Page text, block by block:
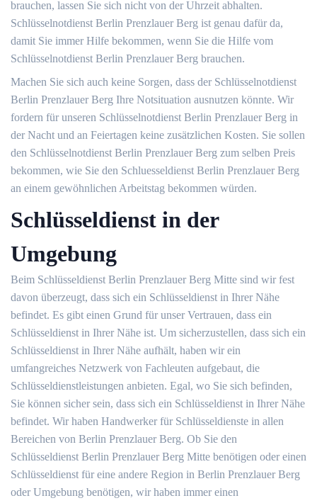
brauchen, lassen Sie sich nicht von der Uhrzeit abhalten.
Schlüsselnotdienst Berlin Prenzlauer Berg ist genau dafür da,
damit Sie immer Hilfe bekommen, wenn Sie die Hilfe vom
Schlüsselnotdienst Berlin Prenzlauer Berg brauchen.
Machen Sie sich auch keine Sorgen, dass der Schlüsselnotdienst
Berlin Prenzlauer Berg Ihre Notsituation ausnutzen könnte. Wir
fordern für unseren Schlüsselnotdienst Berlin Prenzlauer Berg in
der Nacht und an Feiertagen keine zusätzlichen Kosten. Sie sollen
den Schlüsselnotdienst Berlin Prenzlauer Berg zum selben Preis
bekommen, wie Sie den Schluesseldienst Berlin Prenzlauer Berg
an einem gewöhnlichen Arbeitstag bekommen würden.
Schlüsseldienst in der
Umgebung
Beim Schlüsseldienst Berlin Prenzlauer Berg Mitte sind wir fest
davon überzeugt, dass sich ein Schlüsseldienst in Ihrer Nähe
befindet. Es gibt einen Grund für unser Vertrauen, dass ein
Schlüsseldienst in Ihrer Nähe ist. Um sicherzustellen, dass sich ein
Schlüsseldienst in Ihrer Nähe aufhält, haben wir ein
umfangreiches Netzwerk von Fachleuten aufgebaut, die
Schlüsseldienstleistungen anbieten. Egal, wo Sie sich befinden,
Sie können sicher sein, dass sich ein Schlüsseldienst in Ihrer Nähe
befindet. Wir haben Handwerker für Schlüsseldienste in allen
Bereichen von Berlin Prenzlauer Berg. Ob Sie den
Schlüsseldienst Berlin Prenzlauer Berg Mitte benötigen oder einen
Schlüsseldienst für eine andere Region in Berlin Prenzlauer Berg
oder Umgebung benötigen, wir haben immer einen